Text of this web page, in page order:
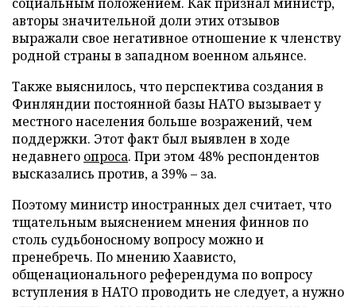
авторы значительной доли этих отзывов
выражали свое негативное отношение к членству
родной страны в западном военном альянсе.
Также выяснилось, что перспектива создания в
Финляндии постоянной базы НАТО вызывает у
местного населения больше возражений, чем
поддержки. Этот факт был выявлен в ходе
недавнего опроса. При этом 48% респондентов
высказались против, а 39% – за.
Поэтому министр иностранных дел считает, что
тщательным выяснением мнения финнов по
столь судьбоносному вопросу можно и
пренебречь. По мнению Хаависто,
общенационального референдума по вопросу
вступления в НАТО проводить не следует, а нужно